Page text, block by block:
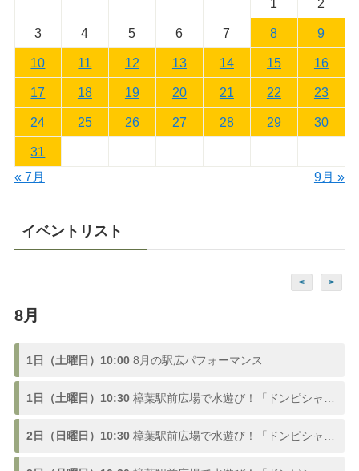
1 2
3 4 5 6 7 8 9
10 11 12 13 14 15 16
17 18 19 20 21 22 23
24 25 26 27 28 29 30
31
« 7月
9月 »
イベントリスト
< >
8月
1日（土曜日）10:00 8月の駅広パフォーマンス
1日（土曜日）10:30 樟葉駅前広場で水遊び！「ドンピシャ！ふんすい広場」熱い夏を楽しむ噴水スポットが登場、参加型の水合戦も開催！8/1〜9/3
2日（日曜日）10:30 樟葉駅前広場で水遊び！「ドンピシャ！ふんすい広場」熱い夏を楽しむ噴水スポットが登場、参加型の水合戦も開催！8/1〜9/3